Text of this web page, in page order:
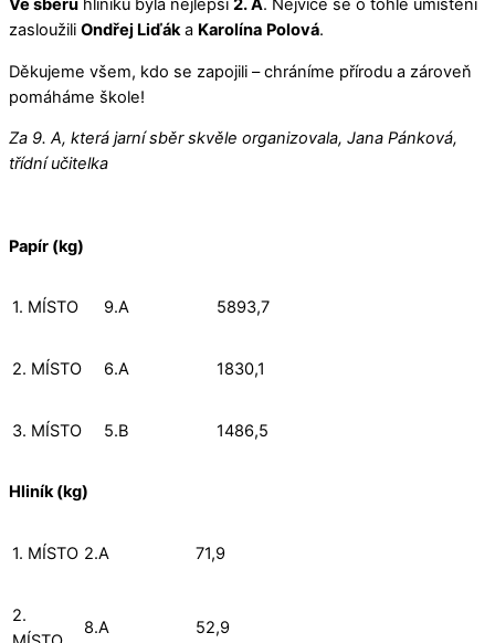
Ve sběru hliníku byla nejlepší 2. A. Nejvíce se o tohle umístění
zasloužili Ondřej Liďáka Karolína Polová.
Děkujeme všem, kdo se zapojili – chráníme přírodu a zároveň
pomáháme škole!
Za 9. A, která jarní sběr skvěle organizovala, Jana Pánková,
třídní učitelka
Papír (kg)
1. MÍSTO 9.A 5893,7
2. MÍSTO 6.A 1830,1
3. MÍSTO 5.B 1486,5
Hliník (kg)
1. MÍSTO 2.A 71,9
2.
8.A 52,9